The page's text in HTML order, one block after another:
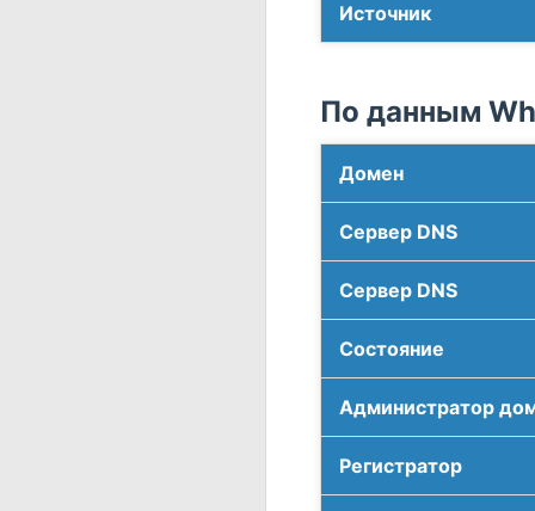
Источник
По данным
Домен
Сервер DNS
Сервер DNS
Соcтояние
Администратор
Регистратор